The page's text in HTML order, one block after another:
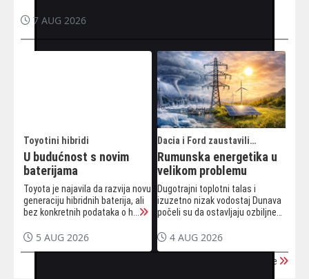
7 AUG 2026
Toyotini hibridi
U budućnost s novim
baterijama
Toyota je najavila da razvija novu
generaciju hibridnih baterija, ali
bez konkretnih podataka o h...
5 AUG 2026
Dacia i Ford zaustavili
proizvodnju
Rumunska energetika u
velikom problemu
Dugotrajni toplotni talas i
izuzetno nizak vodostaj Dunava
počeli su da ostavljaju ozbiljne
4 AUG 2026
Učitaj još vijesti iz arhive